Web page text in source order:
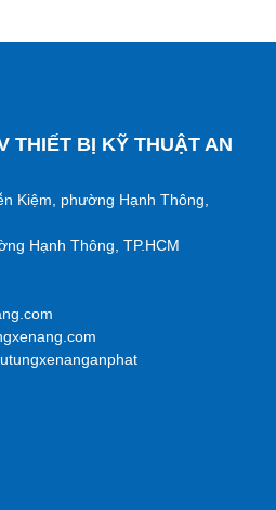
THIẾT BỊ KỸ THUẬT AN
Kiệm, phường Hạnh Thông,
Hạnh Thông, TP.HCM